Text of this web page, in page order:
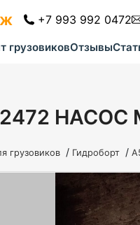
+7 993 992 0472
грузовиковОтзывы
грузовиков / Гидроборт /